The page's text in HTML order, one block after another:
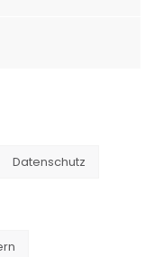
Datenschutz